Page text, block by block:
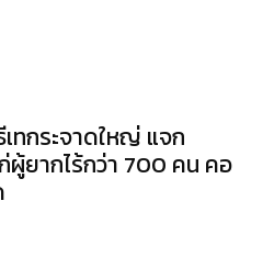
ทกระจาดใหญ่ แจก
ผู้ยากไร้กว่า 700 คน คอ